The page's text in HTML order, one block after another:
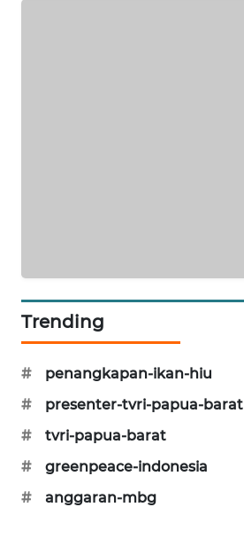
Trending
#
penangkapan-ikan-hiu
#
presenter-tvri-papua-barat
#
tvri-papua-barat
#
greenpeace-indonesia
#
anggaran-mbg
SIANTAR
NEWS
METRO
NEWS
METRO
JAKARTA
NEWS